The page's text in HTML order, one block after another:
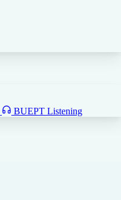
BUEPT Listening